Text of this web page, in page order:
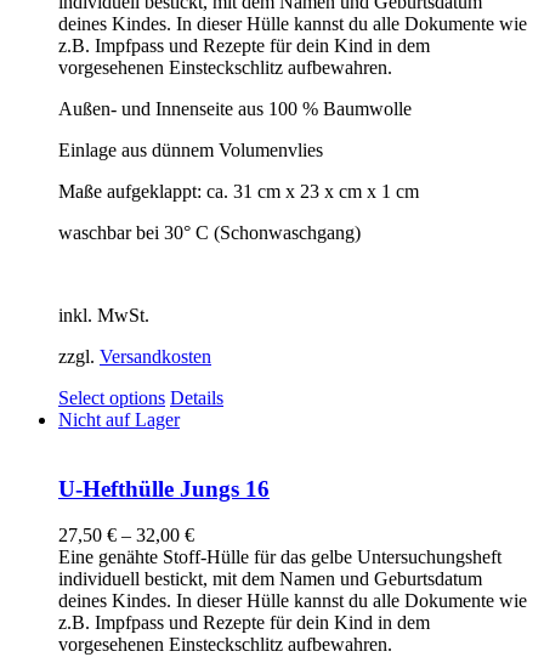
deines Kindes. In dieser Hülle kannst du alle Dokumente wie
z.B. Impfpass und Rezepte für dein Kind in dem
vorgesehenen Einsteckschlitz aufbewahren.
Außen- und Innenseite aus 100 % Baumwolle
Einlage aus dünnem Volumenvlies
Maße aufgeklappt: ca. 31 cm x 23 x cm x 1 cm
waschbar bei 30° C (Schonwaschgang)
inkl. MwSt.
zzgl. Versandkosten
Select options Details
Nicht auf Lager
U-Hefthülle Jungs 16
27,50 € – 32,00 €
Eine genähte Stoff-Hülle für das gelbe Untersuchungsheft
individuell bestickt, mit dem Namen und Geburtsdatum
deines Kindes. In dieser Hülle kannst du alle Dokumente wie
z.B. Impfpass und Rezepte für dein Kind in dem
vorgesehenen Einsteckschlitz aufbewahren.